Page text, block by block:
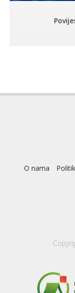
O nama